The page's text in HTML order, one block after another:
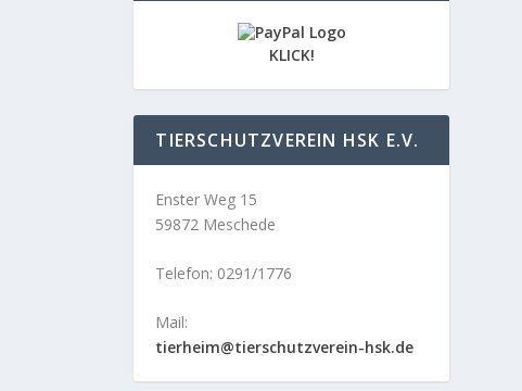
KLICK!
TIERSCHUTZVEREIN HSK E.V.
Enster Weg 15
59872 Meschede
Telefon: 0291/1776
Mail:
tierheim@tierschutzverein-hsk.de